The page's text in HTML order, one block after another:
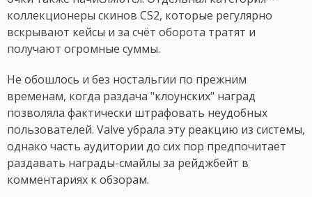
коллекционеры скинов CS2, которые регулярно
вскрывают кейсы и за счёт оборота тратят и
получают огромные суммы.
Не обошлось и без ностальгии по прежним
временам, когда раздача "клоунских" наград
позволяла фактически штрафовать неудобных
пользователей. Valve убрала эту реакцию из системы,
однако часть аудитории до сих пор предпочитает
раздавать награды-смайлы за рейджбейт в
комментариях к обзорам.